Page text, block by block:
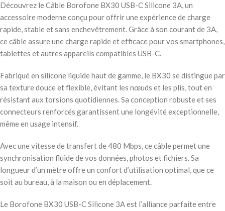
Découvrez le Câble Borofone BX30 USB-C Silicone 3A, un
accessoire moderne conçu pour offrir une expérience de charge
rapide, stable et sans enchevêtrement. Grâce à son courant de 3A,
ce câble assure une charge rapide et efficace pour vos smartphones,
tablettes et autres appareils compatibles USB-C.
Fabriqué en silicone liquide haut de gamme, le BX30 se distingue par
sa texture douce et flexible, évitant les nœuds et les plis, tout en
résistant aux torsions quotidiennes. Sa conception robuste et ses
connecteurs renforcés garantissent une longévité exceptionnelle,
même en usage intensif.
Avec une vitesse de transfert de 480 Mbps, ce câble permet une
synchronisation fluide de vos données, photos et fichiers. Sa
longueur d’un mètre offre un confort d’utilisation optimal, que ce
soit au bureau, à la maison ou en déplacement.
Le Borofone BX30 USB-C Silicone 3A est l’alliance parfaite entre